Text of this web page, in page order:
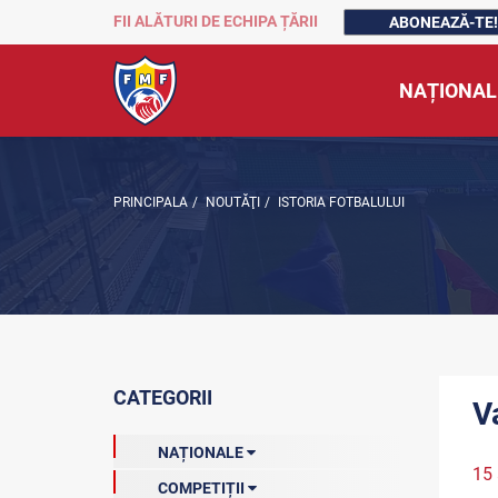
FII ALĂTURI DE ECHIPA ȚĂRII ABONEAZĂ-TE!
PRINCIPALA / NOUTĂŢI / ISTORIA FOTBALULUI
CATEGORII
NAȚIONALE
COMPETIȚII
15